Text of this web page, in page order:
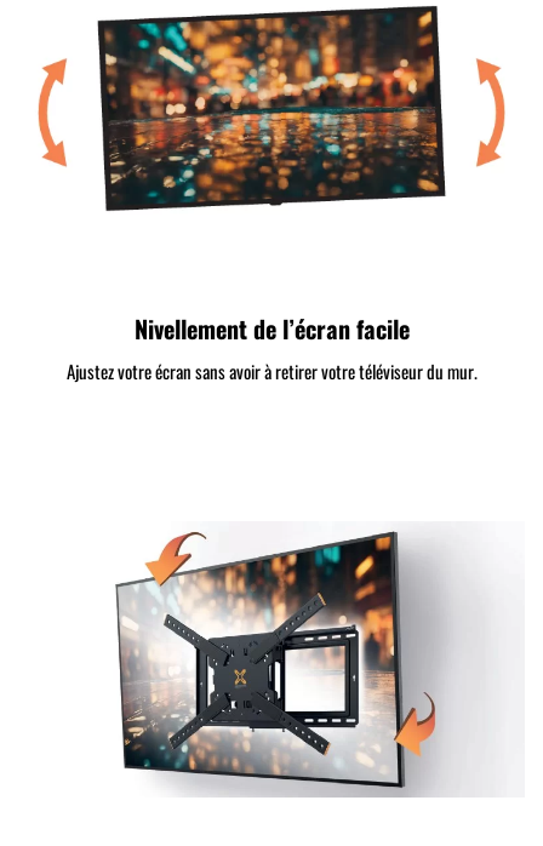
Nivellement de l’écran facile
Ajustez votre écran sans avoir à retirer votre téléviseur du mur.